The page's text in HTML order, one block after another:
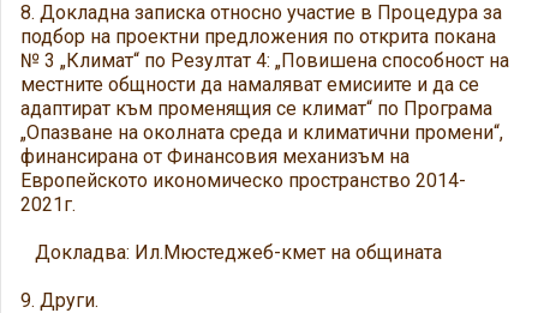
8. Докладна записка относно участие в Процедура за
подбор на проектни предложения по открита покана
№ 3 „Климат“ по Резултат 4: „Повишена способност на
местните общности да намаляват емисиите и да се
адаптират към променящия се климат“ по Програма
„Опазване на околната среда и климатични промени“,
финансирана от Финансовия механизъм на
Европейското икономическо пространство 2014-
2021г.
Докладва: Ил.Мюстеджеб-кмет на общината
9. Други.